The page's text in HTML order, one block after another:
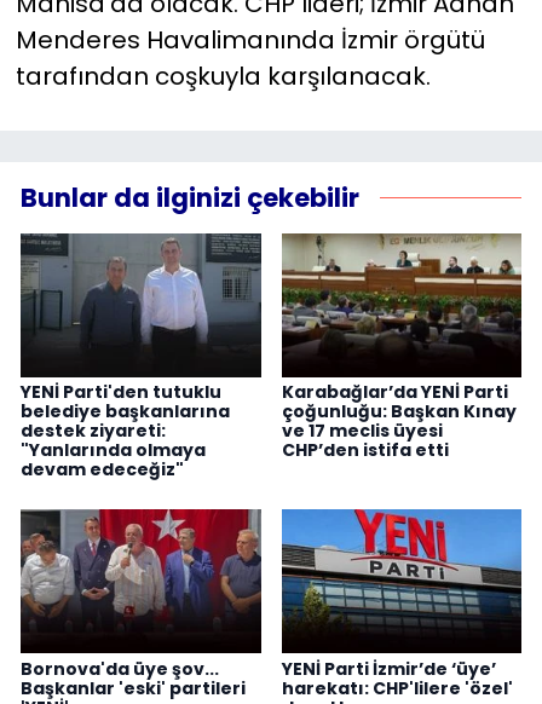
Menderes Havalimanında İzmir örgütü
tarafından coşkuyla karşılanacak.
Bunlar da ilginizi çekebilir
YENİ Parti'den tutuklu
belediye başkanlarına
destek ziyareti:
"Yanlarında olmaya
devam edeceğiz"
Karabağlar’da YENİ Parti
çoğunluğu: Başkan Kınay
ve 17 meclis üyesi
CHP’den istifa etti
Bornova'da üye şov...
Başkanlar 'eski' partileri
YENİ Parti İzmir’de ‘üye’
harekatı: CHP'lilere 'özel'